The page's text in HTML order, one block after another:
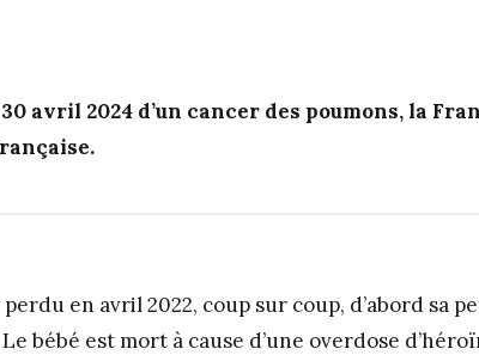
avril 2024 d’un cancer des poumons, la
en avril 2022, coup sur coup, d’abord sa
bébé est mort à cause d’une overdose